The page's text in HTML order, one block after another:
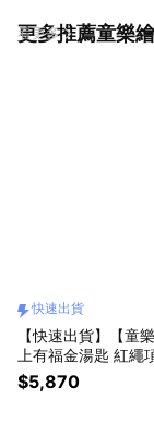
更多推薦童樂
看更多
快速出貨
【快速出貨】【童
上有福金湯匙 紅繩
月黃金禮盒 約重
贈馬年平安符
$5,870